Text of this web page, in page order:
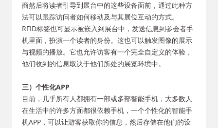
商然后将读者引导到展台中的这些设备面前，通过此种方
法可以跟踪访问者如何移动及与其展位互动的方式。
RFID标签也可显示被嵌入到展台中，发送信息到参会者手
机里面，扮演一个读者的身份。这也可以触发图像的展示
与视频的播放。它也允许访客有一个完全自定义的体验，
他们收到的信息取决于他们所处的展览环境中。
三）个性化APP
目前，几乎所有人都拥有一部或多部智能手机，大多数人
在生活中的许多方面都很依赖手机，一个个性化的智能手
机APP，可以让游客获取你的信息，然后存储在他们的设